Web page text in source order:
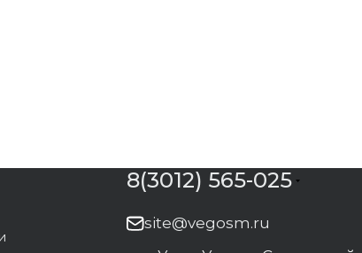
8(3012) 565-025
site@vegosm.ru